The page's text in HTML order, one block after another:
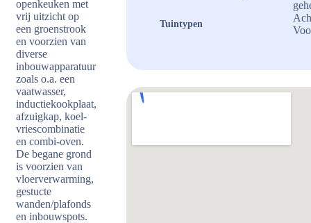
openkeuken met
vrij uitzicht op
een groenstrook
en voorzien van
diverse
inbouwapparatuur
zoals o.a. een
vaatwasser,
inductiekookplaat,
afzuigkap, koel-
vriescombinatie
en combi-oven.
De begane grond
is voorzien van
vloerverwarming,
gestucte
wanden/plafonds
en inbouwspots.
Tuintypen